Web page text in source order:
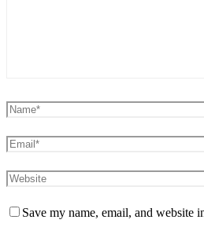
Save my name, email, and website